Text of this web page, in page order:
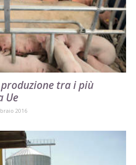
tra i più
Ue
2016